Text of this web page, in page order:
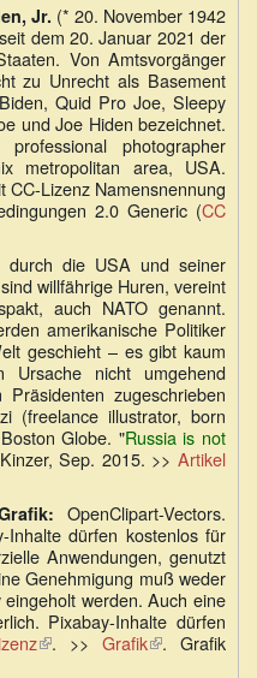
Jr. (* 20. November 1942
dem 20. Januar 2021 der
Von Amtsvorgänger
zu Unrecht als Basement
Quid Pro Joe, Sleepy
und Joe Hiden bezeichnet.
photographer
metropolitan area, USA.
CC-Lizenz Namensnennung
2.0 Generic (CC
durch die USA und seiner
willfährige Huren, vereint
auch NATO genannt.
amerikanische Politiker
geschieht – es gibt kaum
Ursache nicht umgehend
zugeschrieben
(freelance illustrator, born
Globe. "Russia is not
Sep. 2015. >>Artikel
rafik: OpenClipart-Vectors.
Inhalte dürfen kostenlos für
Anwendungen, genutzt
Genehmigung muß weder
werden. Auch eine
Pixabay-Inhalte dürfen
(Link
. >> Grafik(Link
. Grafik